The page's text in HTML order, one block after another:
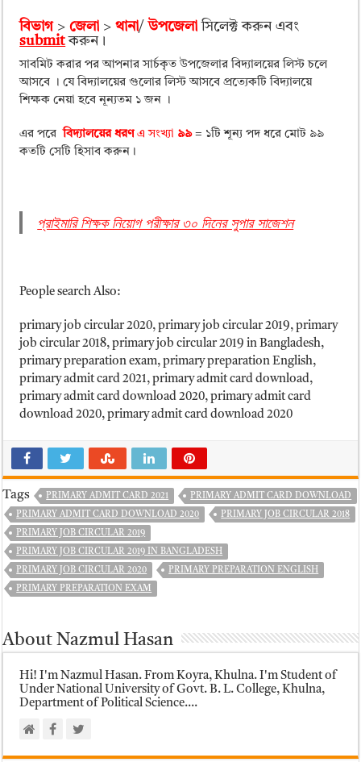
বিভাগ >জেলা >থানা/উপজেলা সিলেক্ট করুন এবং
submit করুন।
সাবমিট করার পর আপনার সার্চকৃত উপজেলার বিদ্যালয়ের লিস্ট চলে
আসবে । যে বিদ্যালয়ের গুলোর লিস্ট আসবে প্রত্যেকটি বিদ্যালয়ে
শিক্ষক নেয়া হবে নূন্যতম ১ জন ।
এর পরে বিদ্যালয়ের ধরণএ সংখ্যা ৯৯ = ১টি শূন্য পদ ধরে মোট ৯৯
কতটি সেটি হিসাব করুন।
প্রাইমারি শিক্ষক নিয়োগ পরীক্ষার ৩০ দিনের সুপার সাজেশন
People search Also:
primary job circular 2020, primary job circular 2019, primary
job circular 2018, primary job circular 2019 in Bangladesh,
primary preparation exam, primary preparation English,
primary admit card 2021, primary admit card download,
primary admit card download 2020, primary admit card
download 2020, primary admit card download 2020
Tags PRIMARY ADMIT CARD 2021 PRIMARY ADMIT CARD DOWNLOAD
PRIMARY ADMIT CARD DOWNLOAD 2020 PRIMARY JOB CIRCULAR 2018
PRIMARY JOB CIRCULAR 2019
PRIMARY JOB CIRCULAR 2019 IN BANGLADESH
PRIMARY JOB CIRCULAR 2020 PRIMARY PREPARATION ENGLISH
PRIMARY PREPARATION EXAM
About Nazmul Hasan
Hi! I'm Nazmul Hasan. From Koyra, Khulna. I'm Student of
Under National University of Govt. B. L. College, Khulna,
Department of Political Science....